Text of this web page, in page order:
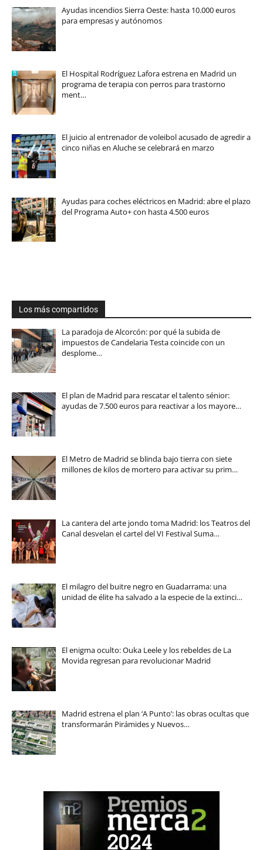
Ayudas incendios Sierra Oeste: hasta 10.000 euros
para empresas y autónomos
El Hospital Rodríguez Lafora estrena en Madrid un
programa de terapia con perros para trastorno
ment…
El juicio al entrenador de voleibol acusado de agredir a
cinco niñas en Aluche se celebrará en marzo
Ayudas para coches eléctricos en Madrid: abre el plazo
del Programa Auto+ con hasta 4.500 euros
Los más compartidos
La paradoja de Alcorcón: por qué la subida de
impuestos de Candelaria Testa coincide con un
desplome…
El plan de Madrid para rescatar el talento sénior:
ayudas de 7.500 euros para reactivar a los mayore…
El Metro de Madrid se blinda bajo tierra con siete
millones de kilos de mortero para activar su prim…
La cantera del arte jondo toma Madrid: los Teatros del
Canal desvelan el cartel del VI Festival Suma…
El milagro del buitre negro en Guadarrama: una
unidad de élite ha salvado a la especie de la extinci…
El enigma oculto: Ouka Leele y los rebeldes de La
Movida regresan para revolucionar Madrid
Madrid estrena el plan ‘A Punto’: las obras ocultas que
transformarán Pirámides y Nuevos…